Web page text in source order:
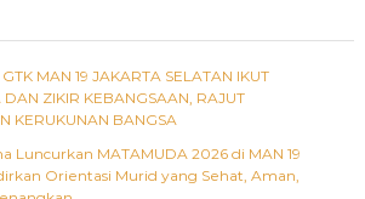
MAN 19 JAKARTA SELATAN IKUT
ZIKIR KEBANGSAAN, RAJUT
KERUKUNAN BANGSA
Luncurkan MATAMUDA 2026 di MAN 19
Orientasi Murid yang Sehat, Aman,